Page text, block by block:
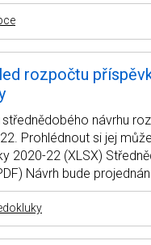
rozpočtu
návrhu
Prohlédnout si jej
2020-22 (XLSX)
Návrh bude